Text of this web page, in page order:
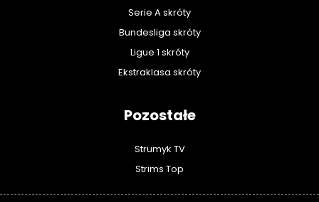
Serie A skróty
Bundesliga skróty
Ligue 1 skróty
Ekstraklasa skróty
Pozostałe
Strumyk TV
Strims Top